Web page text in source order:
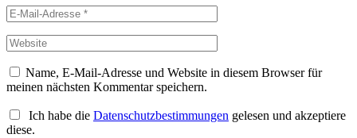
Name, E-Mail-Adresse und Website in diesem Browser für
meinen nächsten Kommentar speichern.
Ich habe die Datenschutzbestimmungen gelesen und akzeptiere
diese.